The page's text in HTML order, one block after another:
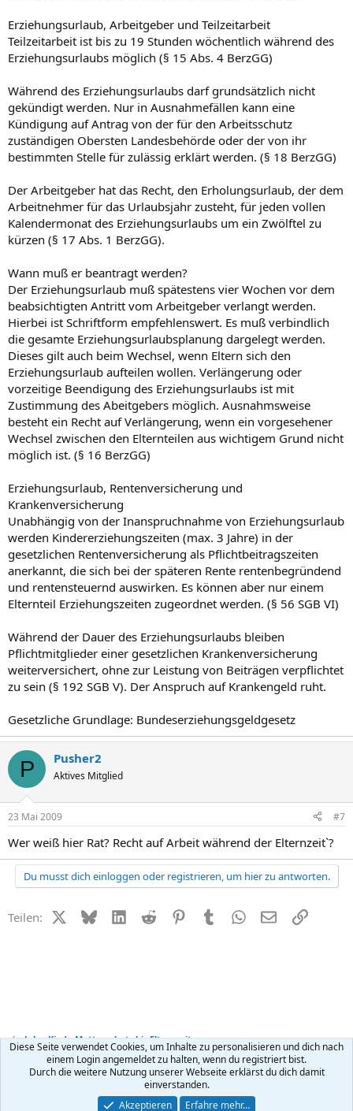
Erziehungsurlaub, Arbeitgeber und Teilzeitarbeit
Teilzeitarbeit ist bis zu 19 Stunden wöchentlich während des
Erziehungsurlaubs möglich (§ 15 Abs. 4 BerzGG)
Während des Erziehungsurlaubs darf grundsätzlich nicht
gekündigt werden. Nur in Ausnahmefällen kann eine
Kündigung auf Antrag von der für den Arbeitsschutz
zuständigen Obersten Landesbehörde oder der von ihr
bestimmten Stelle für zulässig erklärt werden. (§ 18 BerzGG)
Der Arbeitgeber hat das Recht, den Erholungsurlaub, der dem
Arbeitnehmer für das Urlaubsjahr zusteht, für jeden vollen
Kalendermonat des Erziehungsurlaubs um ein Zwölftel zu
kürzen (§ 17 Abs. 1 BerzGG).
Wann muß er beantragt werden?
Der Erziehungsurlaub muß spätestens vier Wochen vor dem
beabsichtigten Antritt vom Arbeitgeber verlangt werden.
Hierbei ist Schriftform empfehlenswert. Es muß verbindlich
die gesamte Erziehungsurlaubsplanung dargelegt werden.
Dieses gilt auch beim Wechsel, wenn Eltern sich den
Erziehungsurlaub aufteilen wollen. Verlängerung oder
vorzeitige Beendigung des Erziehungsurlaubs ist mit
Zustimmung des Abeitgebers möglich. Ausnahmsweise
besteht ein Recht auf Verlängerung, wenn ein vorgesehener
Wechsel zwischen den Elternteilen aus wichtigem Grund nicht
möglich ist. (§ 16 BerzGG)
Erziehungsurlaub, Rentenversicherung und
Krankenversicherung
Unabhängig von der Inanspruchnahme von Erziehungsurlaub
werden Kindererziehungszeiten (max. 3 Jahre) in der
gesetzlichen Rentenversicherung als Pflichtbeitragszeiten
anerkannt, die sich bei der späteren Rente rentenbegründend
und rentensteuernd auswirken. Es können aber nur einem
Elternteil Erziehungszeiten zugeordnet werden. (§ 56 SGB VI)
Während der Dauer des Erziehungsurlaubs bleiben
Pflichtmitglieder einer gesetzlichen Krankenversicherung
weiterversichert, ohne zur Leistung von Beiträgen verpflichtet
zu sein (§ 192 SGB V). Der Anspruch auf Krankengeld ruht.
Gesetzliche Grundlage: Bundeserziehungsgeldgesetz
P Pusher2
Aktives Mitglied
23 Mai 2009 #7
Wer weiß hier Rat? Recht auf Arbeit während der Elternzeit`?
Du musst dich einloggen oder registrieren, um hier zu antworten.
Teilen: X (Twitter)
BlueskyLinkedIn
Reddit PinterestTumblr WhatsApp
E-MailLink
Job + Kind - Mutterschutz bis Elternzeit
Kontakt Nutzungsbedingungen Datenschutz Hilfe
R
Community platform by XenForo ® © 2010-2026 XenForo Ltd.
Diese Seite verwendet Cookies, um Inhalte zu personalisieren und dich nach
einem Login angemeldet zu halten, wenn du registriert bist.
Durch die weitere Nutzung unserer Webseite erklärst du dich damit
einverstanden.
Akzeptieren
Erfahre mehr…